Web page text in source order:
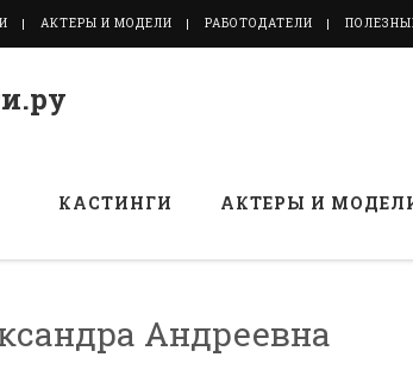
АКТЕРЫ И МОДЕЛИ РАБОТОДАТЕЛИ
КАСТИНГИ АКТЕРЫ И
Андреевна